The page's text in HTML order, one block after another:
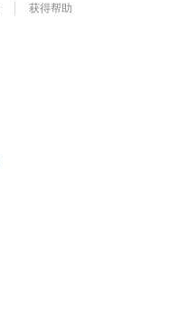
获得帮助